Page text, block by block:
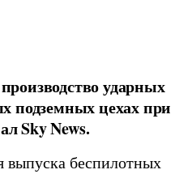
ударных
подземных цехах при
Sky News.
выпуска беспилотных